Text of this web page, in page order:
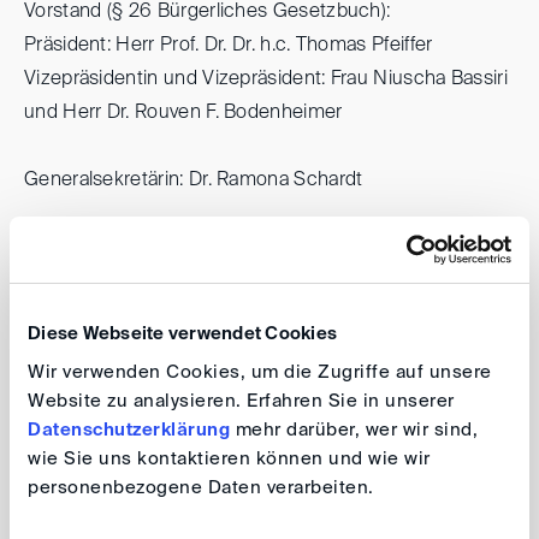
Diese Webseite verwendet Cookies
Wir verwenden Cookies, um die Zugriffe auf unsere
Website zu analysieren. Erfahren Sie in unserer
Datenschutzerklärung mehr darüber, wer wir sind,
wie Sie uns kontaktieren können und wie wir
personenbezogene Daten verarbeiten.
Vorstand (§ 26 Bürgerliches Gesetzbuch):
Präsident: Herr Prof. Dr. Dr. h.c. Thomas Pfeiffer
Vizepräsidentin und Vizepräsident: Frau Niuscha Bassiri
und Herr Dr. Rouven F. Bodenheimer
Generalsekretärin: Dr. Ramona Schardt
Fragen zu den Inhalten können gerichtet werden an:
Dr. Antonida Netzer (juristische Inhalte)
Alle genannten Personen können über die oben
erwähnte DIS-Adresse (Marienforster Str. 52, 53177
Bonn, Deutschland) kontaktiert werden.